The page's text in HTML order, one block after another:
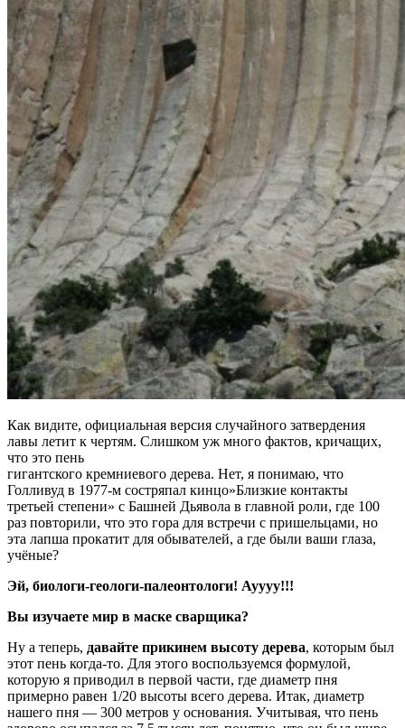
Как видите, официальная версия случайного затвердения
лавы летит к чертям. Слишком уж много фактов, кричащих,
что это пень
гигантского кремниевого дерева. Нет, я понимаю, что
Голливуд в 1977-м состряпал кинцо»Близкие контакты
третьей степени» с Башней Дьявола в главной роли, где 100
раз повторили, что это гора для встречи с пришельцами, но
эта лапша прокатит для обывателей, а где были ваши глаза,
учёные?
Эй, биологи-геологи-палеонтологи! Ауууу!!!
Вы изучаете мир в маске сварщика?
Ну а теперь, давайте прикинем высоту дерева, которым был
этот пень когда-то. Для этого воспользуемся формулой,
которую я приводил в первой части, где диаметр пня
примерно равен 1/20 высоты всего дерева. Итак, диаметр
нашего пня — 300 метров у основания. Учитывая, что пень